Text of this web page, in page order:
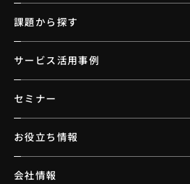
課題から探す
サービス活用事例
セミナー
お役立ち情報
会社情報